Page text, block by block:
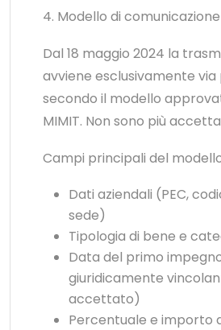
4. Modello di
Dal 18 maggio 2024 la
avviene esclusivamente via
secondo il modello
MIMIT. Non sono più
Campi principali del
Dati aziendali (PEC,
sede)
Tipologia di bene e
Data del primo
giuridicamente
accettato)
Percentuale e importo